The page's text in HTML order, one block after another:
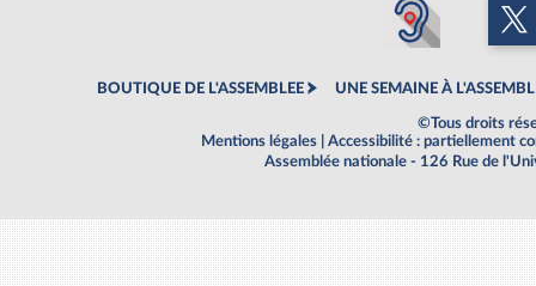
BOUTIQUE DE L'ASSEMBLEE UNE SEMAINE À
©Tous droits
Mentions légales
Accessibilité : partiellement
Assemblée nationale - 126 Rue de